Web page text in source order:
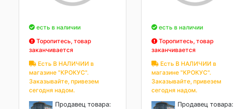
есть в наличии
Торопитесь, товар
заканчивается
Есть В НАЛИЧИИ в
магазине "КРОКУС".
Заказывайте, привезем
сегодня надом.
Продавец товара:
есть в наличии
Торопитесь, товар
заканчивается
Есть В НАЛИЧИИ в
магазине "КРОКУС".
Заказывайте, привезем
сегодня надом.
Продавец товара: